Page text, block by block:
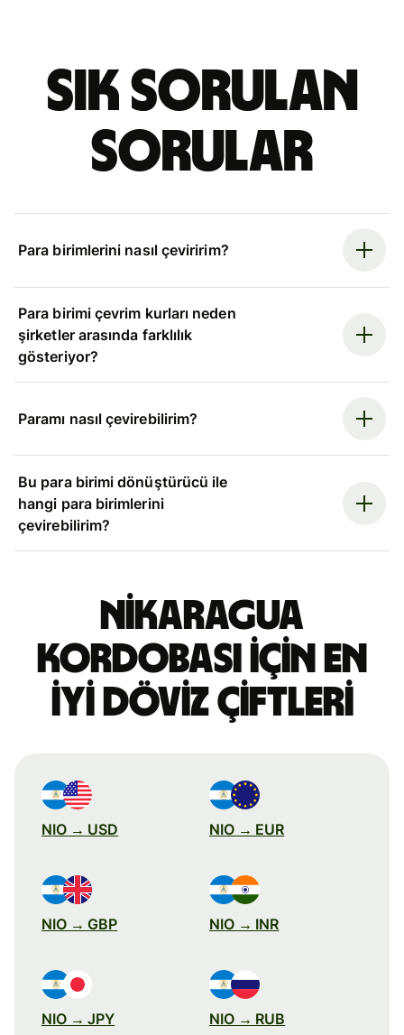
Sık sorulan
sorular
Para birimlerini nasıl çeviririm?
Para birimi çevrim kurları neden
şirketler arasında farklılık
gösteriyor?
Paramı nasıl çevirebilirim?
Bu para birimi dönüştürücü ile
hangi para birimlerini
çevirebilirim?
Nikaragua
kordobası için en
iyi döviz çiftleri
NIO → USD NIO → EUR
NIO → GBP NIO → INR
NIO → JPY NIO → RUB